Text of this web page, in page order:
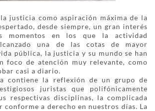
justicia como aspiración máxima de la
desde siempre, un gran interés
momentos en los que la actividad
una de las cotas de mayor
pública, la justicia y su mundo se han
foco de atención muy relevante, como
casi a diario.
contiene la reflexión de un grupo de
juristas que polifónicamente
respectivas disciplinas, la complicada
conforme a derecho en nuestros días. La